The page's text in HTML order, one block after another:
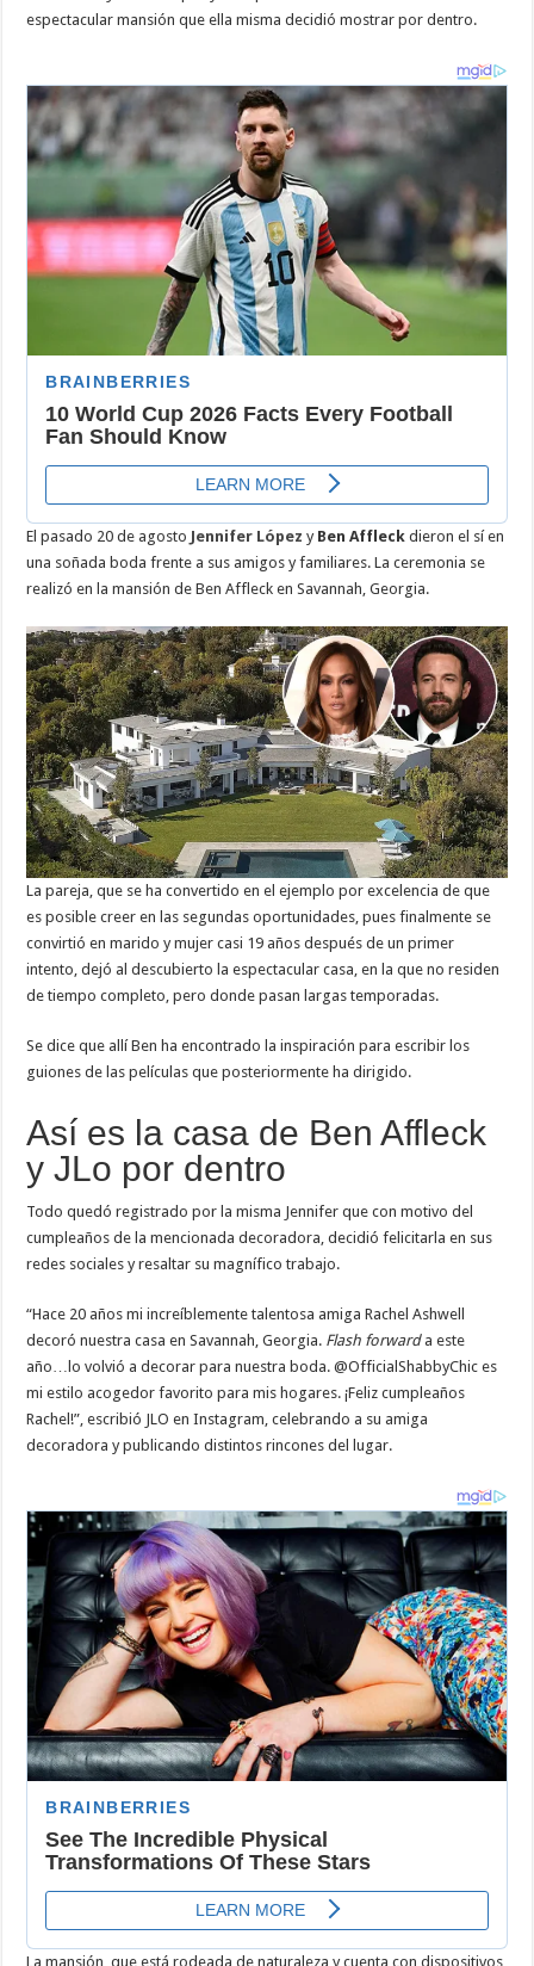
espectacular mansión que ella misma decidió mostrar por dentro.
El pasado 20 de agosto Jennifer López yBen Affleck dieron el sí en
una soñada boda frente a sus amigos y familiares. La ceremonia se
realizó en la mansión de Ben Affleck en Savannah, Georgia.
La pareja, que se ha convertido en el ejemplo por excelencia de que
es posible creer en las segundas oportunidades, pues finalmente se
convirtió en marido y mujer casi 19 años después de un primer
intento, dejó al descubierto la espectacular casa, en la que no residen
de tiempo completo, pero donde pasan largas temporadas.
Se dice que allí Ben ha encontrado la inspiración para escribir los
guiones de las películas que posteriormente ha dirigido.
Así es la casa de Ben Affleck
y JLo por dentro
Todo quedó registrado por la misma Jennifer que con motivo del
cumpleaños de la mencionada decoradora, decidió felicitarla en sus
redes sociales y resaltar su magnífico trabajo.
“Hace 20 años mi increíblemente talentosa amiga Rachel Ashwell
decoró nuestra casa en Savannah, Georgia. Flash forwarda este
año…lo volvió a decorar para nuestra boda. @OfficialShabbyChic es
mi estilo acogedor favorito para mis hogares. ¡Feliz cumpleaños
Rachel!”, escribió JLO en Instagram, celebrando a su amiga
decoradora y publicando distintos rincones del lugar.
La mansión, que está rodeada de naturaleza y cuenta con dispositivos